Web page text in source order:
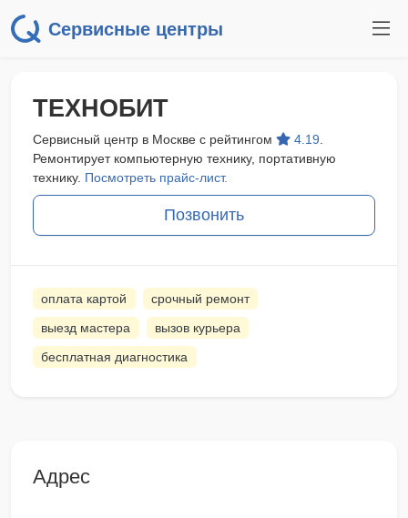
Сервисные центры
ТЕХНОБИТ
Сервисный центр в Москве с рейтингом 4.19
Ремонтирует компьютерную технику, портативную
технику. Посмотреть прайс-лист.
Позвонить
оплата картой срочный ремонт
выезд мастера вызов курьера
бесплатная диагностика
Адрес